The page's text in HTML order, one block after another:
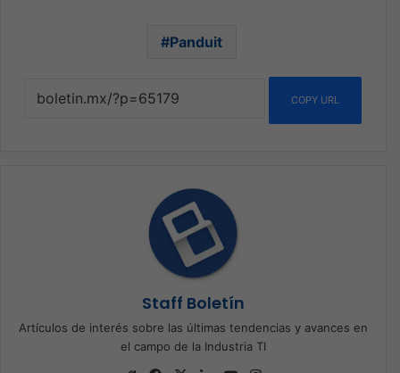
Panduit
COPY URL
Staff Boletín
Artículos de interés sobre las últimas tendencias y avances en
el campo de la Industria TI